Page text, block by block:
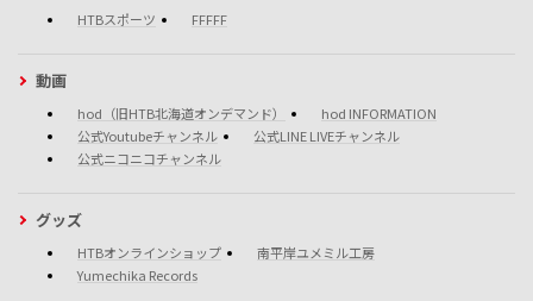
HTBスポーツ FFFFF
動画
hod（旧HTB北海道オンデマンド）
hod INFORMATION
公式Youtubeチャンネル
公式LINE LIVEチャンネル
公式ニコニコチャンネル
グッズ
HTBオンラインショップ
南平岸ユメミル工房
Yumechika Records